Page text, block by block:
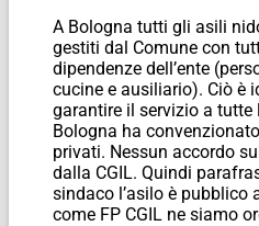
A Bologna tutti gli asili
gestiti dal Comune con
dipendenze dell’ente
cucine e ausiliario). Ciò è
garantire il servizio a
Bologna ha
privati. Nessun accordo
dalla CGIL. Quindi
sindaco l’asilo è pubblico
come FP CGIL ne siamo